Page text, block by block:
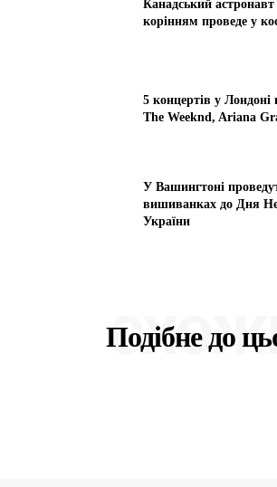
Канадський астронавт
корінням проведе у
5 концертів у Лондоні
The Weeknd, Ariana
У Вашингтоні
вишиванках до Дня
України
Подібне до